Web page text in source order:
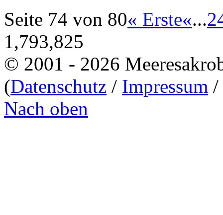
Seite 74 von 80« Erste«...2
1,793,825
© 2001 - 2026
(Datenschutz / Impressum /
Nach oben